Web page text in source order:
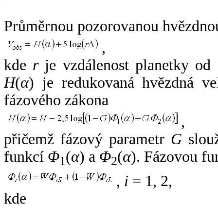
Průměrnou pozorovanou
,
kde rje vzdálenost planetky od
H(α) je redukovaná hvězdná
fázového zákona
,
přičemž fázový parametr G
funkcí Φ1(α) a Φ2(α). Fázovou
, i = 1, 2,
kde